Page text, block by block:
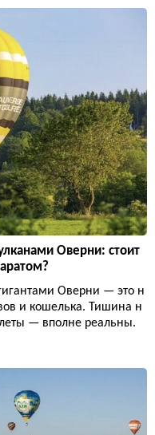
Оверни: стоит
Оверни — это н
и кошелька. Тишина н
— вполне реальны.